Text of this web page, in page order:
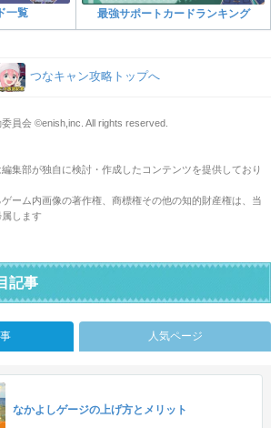
一覧 最強サポートカードランキング
つなキャン攻略トップへ
員会 ©enish,inc. All rights reserved.
集部が独自に検討・作成したコンテンツを提供しており
ーム内画像の著作権、商標権その他の知的財産権は、当
します
記事
人気ページ
なかよしゲージの上げ方とメリット